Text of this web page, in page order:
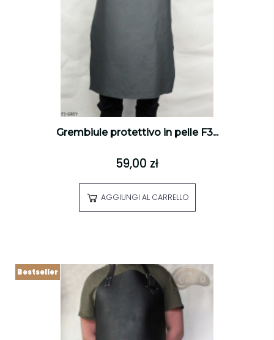
Grembiule protettivo in pelle F3...
59,00 zł
AGGIUNGI AL CARRELLO
Bestseller